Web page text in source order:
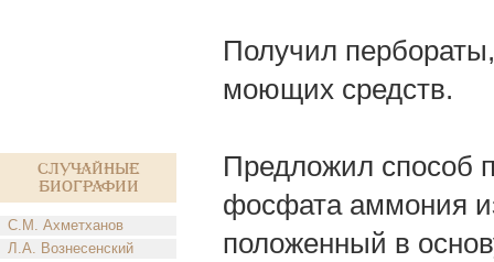
Случайные
биографии
С.М. Ахметханов
Л.А. Вознесенский
Получил
моющих средств.
Предложил способ
фосфата аммония
положенный в